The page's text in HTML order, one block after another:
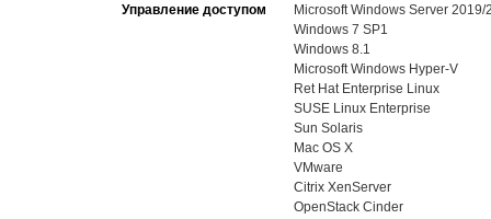
Управление доступом
Microsoft Windows Server
Windows 7 SP1
Windows 8.1
Microsoft Windows Hyper-V
Ret Hat Enterprise Linux
SUSE Linux Enterprise
Sun Solaris
Mac OS X
VMware
Citrix XenServer
OpenStack Cinder